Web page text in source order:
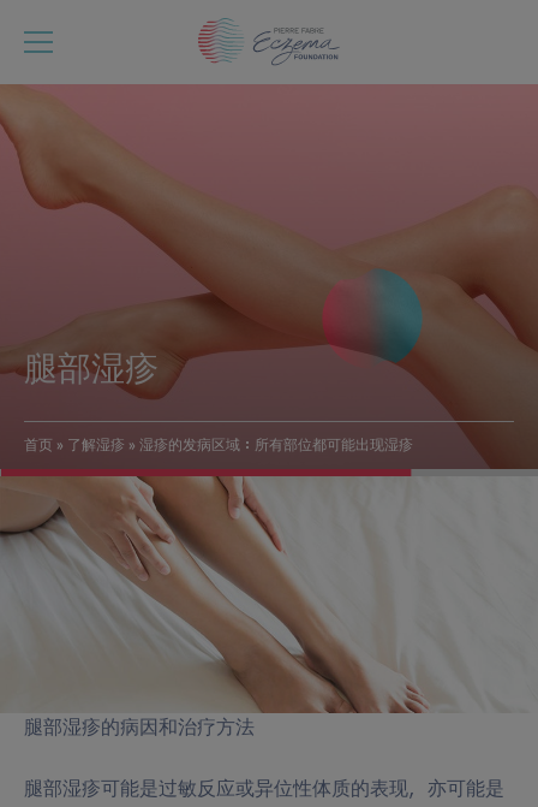
要
腿部湿疹
面
屑
首页 了解湿疹 湿疹的发病区域：所有部位都可能出现湿疹
腿部湿疹的病因和治疗方法
腿部湿疹可能是过敏反应或异位性体质的表现，亦可能是